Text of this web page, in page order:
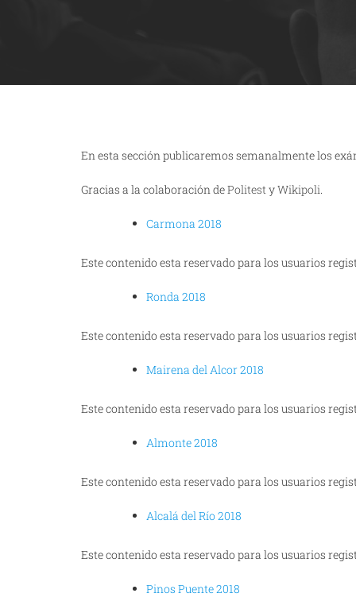
En esta sección publicaremos semanalmente los
Gracias a la colaboración dePolitestyWikipoli.
Carmona 2018
Este contenido esta reservado para los usuarios
Ronda 2018
Este contenido esta reservado para los usuarios
Mairena del Alcor 2018
Este contenido esta reservado para los usuarios
Almonte 2018
Este contenido esta reservado para los usuarios
Alcalá del Río 2018
Este contenido esta reservado para los usuarios
Pinos Puente 2018